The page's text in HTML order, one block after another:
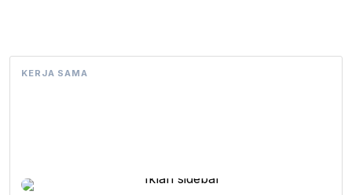
KERJA SAMA